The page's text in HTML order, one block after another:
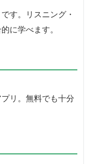
す。リスニング・
に学べます。
リ。無料でも十分